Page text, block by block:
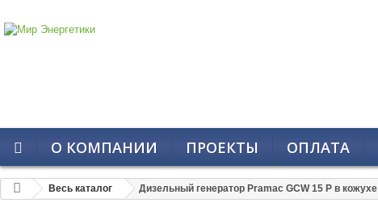
О КОМПАНИИ ПРОЕКТЫ ОПЛАТА
Весь каталог Дизельный генератор Pramac GСW 15 P в кожухе